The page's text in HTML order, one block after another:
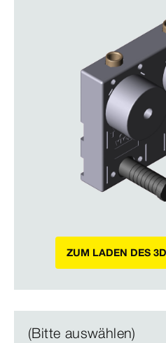
ZUM LADEN DES
(Bitte auswählen)